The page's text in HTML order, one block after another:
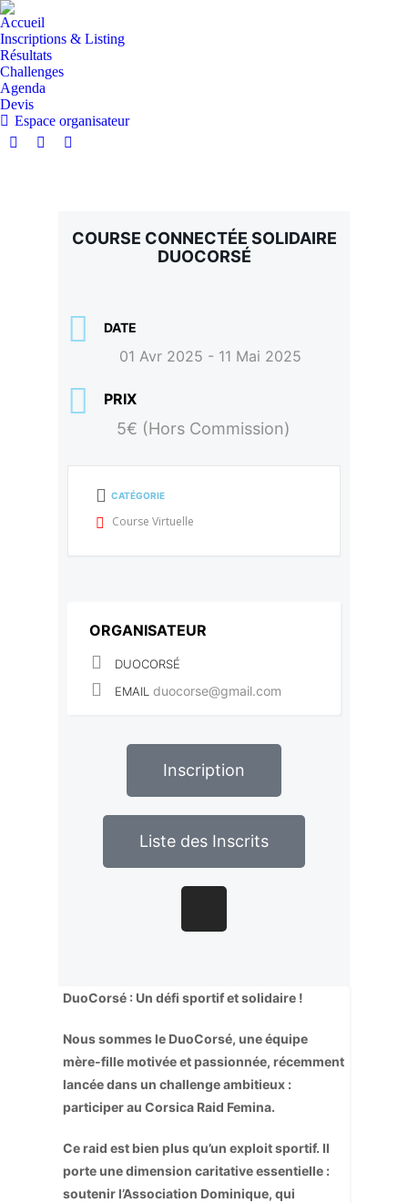
Accueil
Inscriptions & Listing
Résultats
Challenges
Agenda
Devis
Espace organisateur
COURSE CONNECTÉE SOLIDAIRE
DUOCORSÉ
DATE
01 Avr 2025 - 11 Mai 2025
PRIX
5€ (Hors Commission)
CATÉGORIE
Course Virtuelle
ORGANISATEUR
DUOCORSÉ
EMAIL duocorse@gmail.com
Inscription
Liste des Inscrits
DuoCorsé : Un défi sportif et solidaire !
Nous sommes le DuoCorsé, une équipe
mère-fille motivée et passionnée, récemment
lancée dans un challenge ambitieux :
participer au Corsica Raid Femina.
Ce raid est bien plus qu’un exploit sportif. Il
porte une dimension caritative essentielle :
soutenir l’Association Dominique, qui